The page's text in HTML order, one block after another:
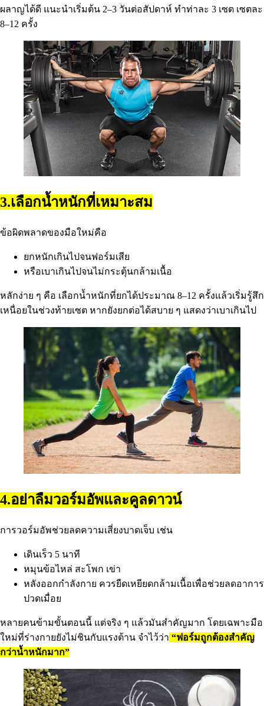
ผลาญได้ดี แนะนำเริ่มต้น 2–3 วันต่อสัปดาห์ ทำท่าละ 3 เซต เซตละ
8–12 ครั้ง
3.เลือกน้ำหนักที่เหมาะสม
ข้อผิดพลาดของมือใหม่คือ
ยกหนักเกินไปจนฟอร์มเสีย
หรือเบาเกินไปจนไม่กระตุ้นกล้ามเนื้อ
หลักง่าย ๆ คือ เลือกน้ำหนักที่ยกได้ประมาณ 8–12 ครั้งแล้วเริ่มรู้สึก
เหนื่อยในช่วงท้ายเซต หากยังยกต่อได้สบาย ๆ แสดงว่าเบาเกินไป
4.อย่าลืมวอร์มอัพและคูลดาวน์
การวอร์มอัพช่วยลดความเสี่ยงบาดเจ็บ เช่น
เดินเร็ว 5 นาที
หมุนข้อไหล่ สะโพก เข่า
หลังออกกำลังกาย ควรยืดเหยียดกล้ามเนื้อเพื่อช่วยลดอาการ
ปวดเมื่อย
หลายคนข้ามขั้นตอนนี้ แต่จริง ๆ แล้วมันสำคัญมาก โดยเฉพาะมือ
ใหม่ที่ร่างกายยังไม่ชินกับแรงต้าน จำไว้ว่า “ฟอร์มถูกต้องสำคัญ
กว่าน้ำหนักมาก”